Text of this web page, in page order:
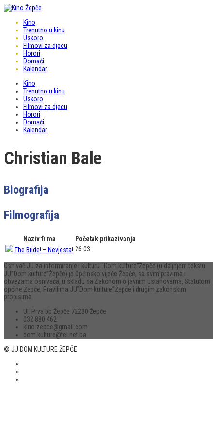
Kino
Trenutno u kinu
Uskoro
Filmovi za djecu
Horori
Domaći
Kalendar
Kino
Trenutno u kinu
Uskoro
Filmovi za djecu
Horori
Domaći
Kalendar
Christian Bale
Biografija
Filmografija
Naziv filma
Početak prikazivanja
The Bride! – Nevjesta! 26.03.
Osnivač JU za informiranje i kulturu “Dom kulture“Žepče (u daljnjem tekstu
JU”Dom kulture”Žepče) je Općinsko vijeće Žepče, sa svim pravima i
obvezama osnivača, u skladu sa Zakonom o javnim ustanovama, Statutom
općine Žepče, Pravilima JU”Dom kulture”Žepče i drugim zakonskim
propisima.
Ul. Prva bb Žepče 72230 Žepče
032 880 462
kino.zepce@gmail.com
dom.kulture@tel.net.ba
© JU DOM KULTURE ŽEPČE